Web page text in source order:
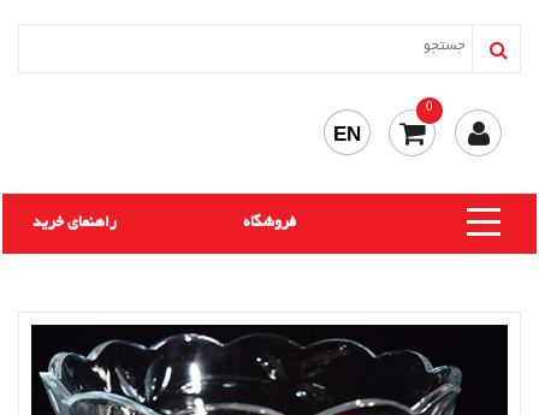
0
EN
راهنمای خرید فروشگاه